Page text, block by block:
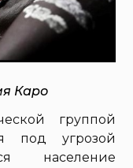
Каро
группой
под угрозой
население